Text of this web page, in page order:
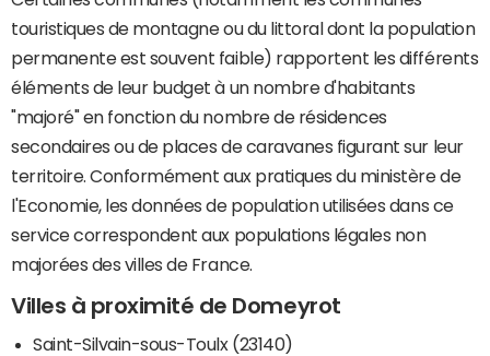
touristiques de montagne ou du littoral dont la population
permanente est souvent faible) rapportent les différents
éléments de leur budget à un nombre d'habitants
"majoré" en fonction du nombre de résidences
secondaires ou de places de caravanes figurant sur leur
territoire. Conformément aux pratiques du ministère de
l'Economie, les données de population utilisées dans ce
service correspondent aux populations légales non
majorées des villes de France.
Villes à proximité de Domeyrot
Saint-Silvain-sous-Toulx (23140)